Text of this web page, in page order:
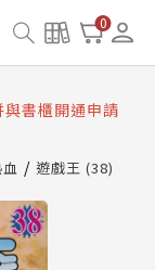
0
，本站同步暫
書櫃開通申請
，本站同步暫
遊戲王 (38)